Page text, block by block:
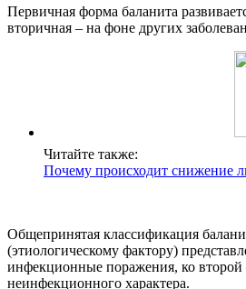
Первичная форма баланита
вторичная – на фоне других
Читайте также:
Почему происходит снижение
Общепринятая классификация
(этиологическому фактору)
инфекционные поражения, ко второй
неинфекционного характера.